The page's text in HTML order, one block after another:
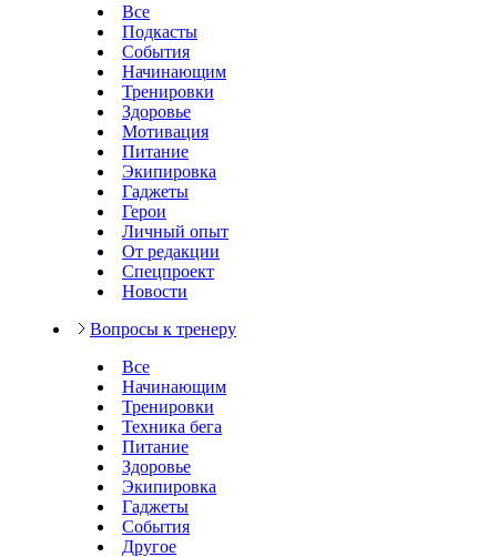
Все
Подкасты
События
Начинающим
Тренировки
Здоровье
Мотивация
Питание
Экипировка
Гаджеты
Герои
Личный опыт
От редакции
Спецпроект
Новости
Вопросы к тренеру
Все
Начинающим
Тренировки
Техника бега
Питание
Здоровье
Экипировка
Гаджеты
События
Другое